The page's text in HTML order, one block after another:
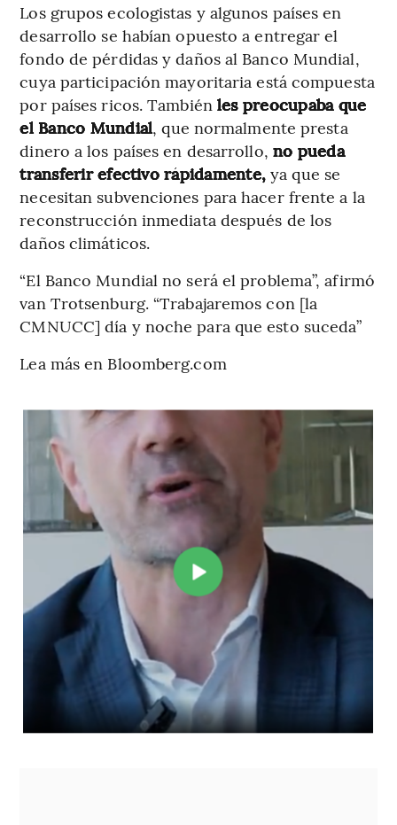
Los grupos ecologistas y algunos países en
desarrollo se habían opuesto a entregar el
fondo de pérdidas y daños al Banco Mundial,
cuya participación mayoritaria está compuesta
por países ricos. También les preocupaba que
el Banco Mundial, que normalmente presta
dinero a los países en desarrollo, no pueda
transferir efectivo rápidamente, ya que se
necesitan subvenciones para hacer frente a la
reconstrucción inmediata después de los
daños climáticos.
“El Banco Mundial no será el problema”, afirmó
van Trotsenburg. “Trabajaremos con [la
CMNUCC] día y noche para que esto suceda”
Lea más en Bloomberg.com